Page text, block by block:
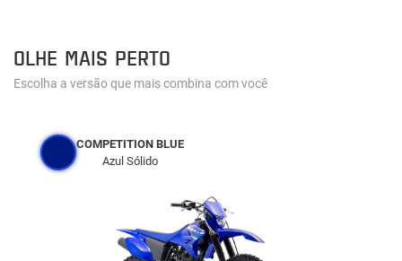
OLHE MAIS PERTO
Escolha a versão que mais combina com você
COMPETITION BLUE
Azul Sólido